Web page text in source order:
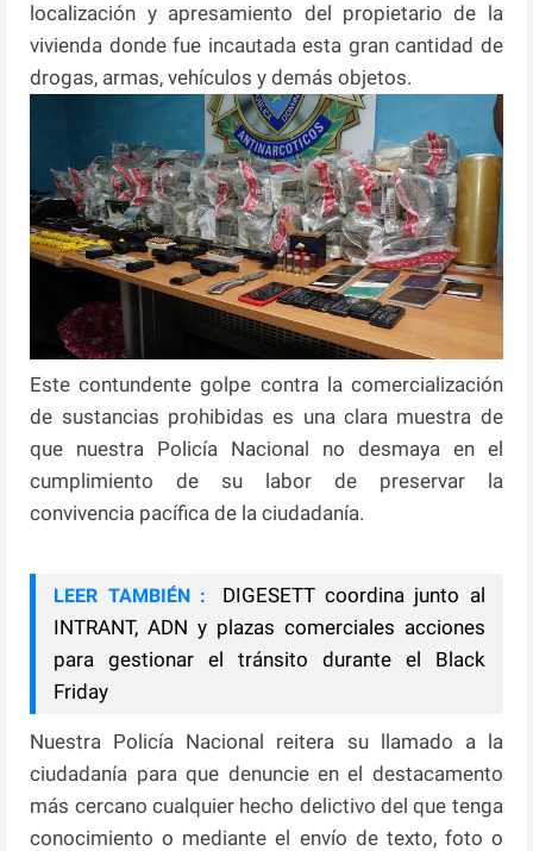
localización y apresamiento del propietario de la
vivienda donde fue incautada esta gran cantidad de
drogas, armas, vehículos y demás objetos.
Este contundente golpe contra la comercialización
de sustancias prohibidas es una clara muestra de
que nuestra Policía Nacional no desmaya en el
cumplimiento de su labor de preservar la
convivencia pacífica de la ciudadanía.
LEER TAMBIÉN :
DIGESETT coordina junto al
INTRANT, ADN y plazas comerciales acciones
para gestionar el tránsito durante el Black
Friday
Nuestra Policía Nacional reitera su llamado a la
ciudadanía para que denuncie en el destacamento
más cercano cualquier hecho delictivo del que tenga
conocimiento o mediante el envío de texto, foto o